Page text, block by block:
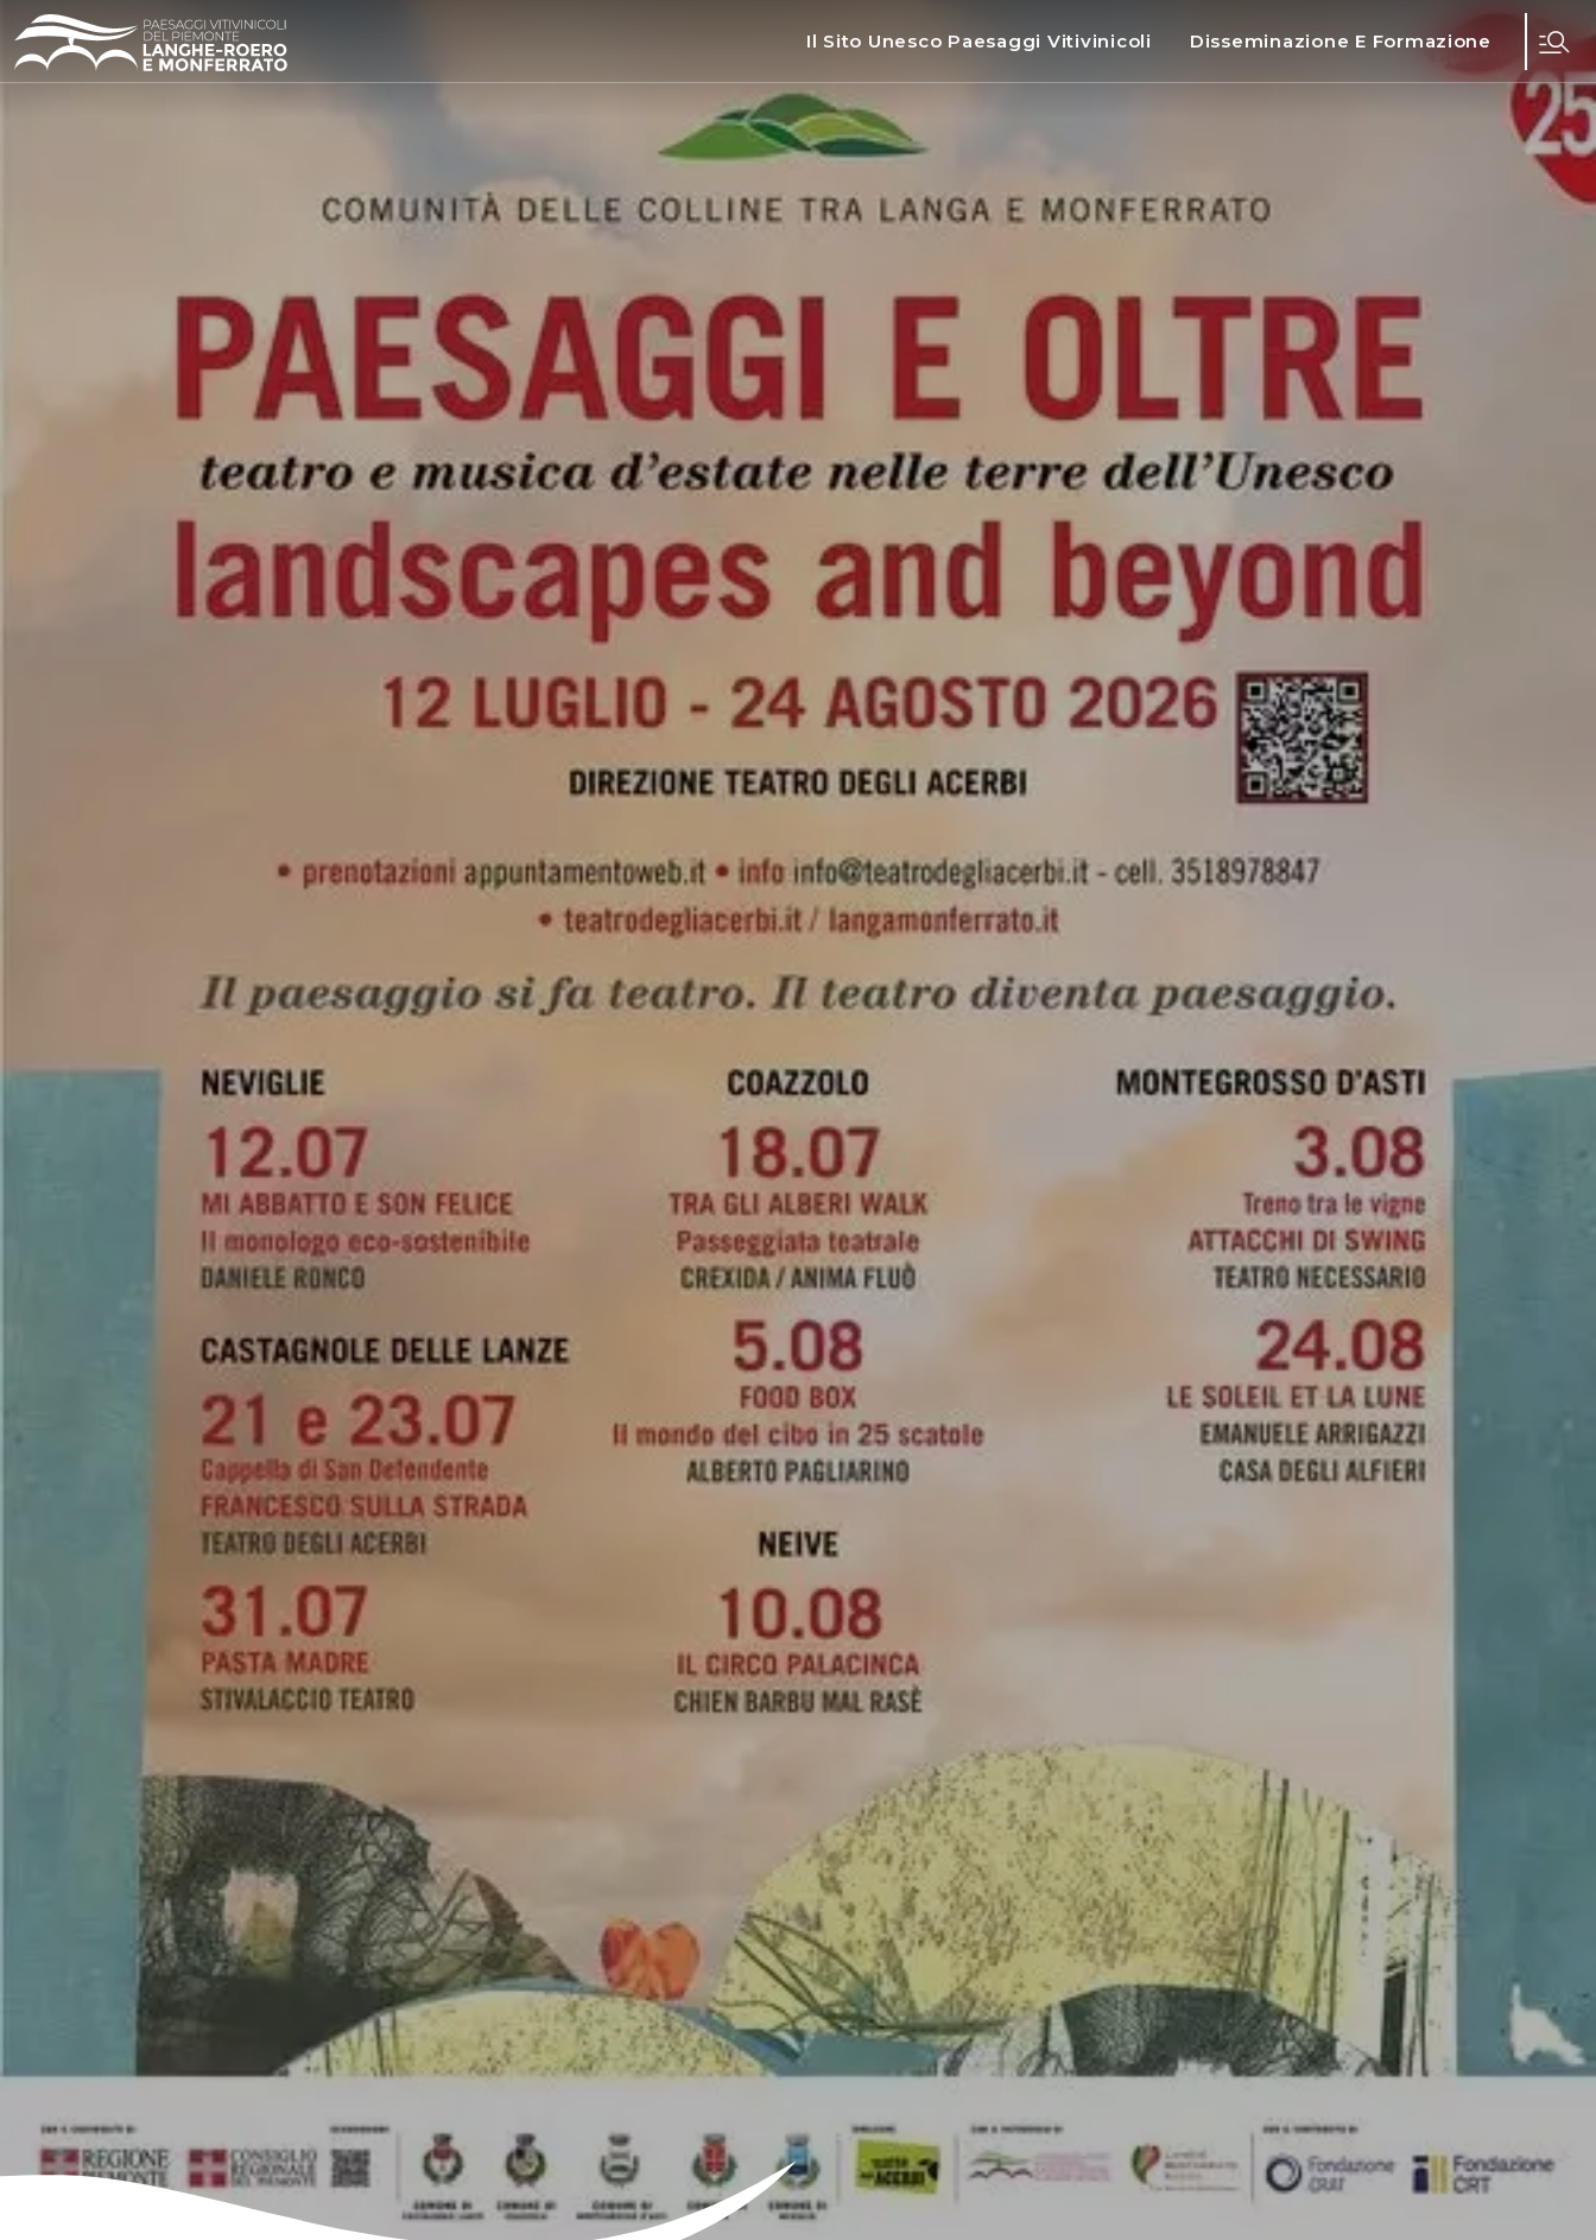
Il Sito Unesco Paesaggi Vitivinicoli Disseminazione E Formazione